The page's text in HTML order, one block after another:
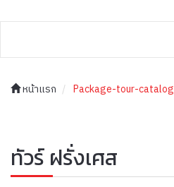
หน้าแรก Package-tour-catalog
ทัวร์ ฝรั่งเศส